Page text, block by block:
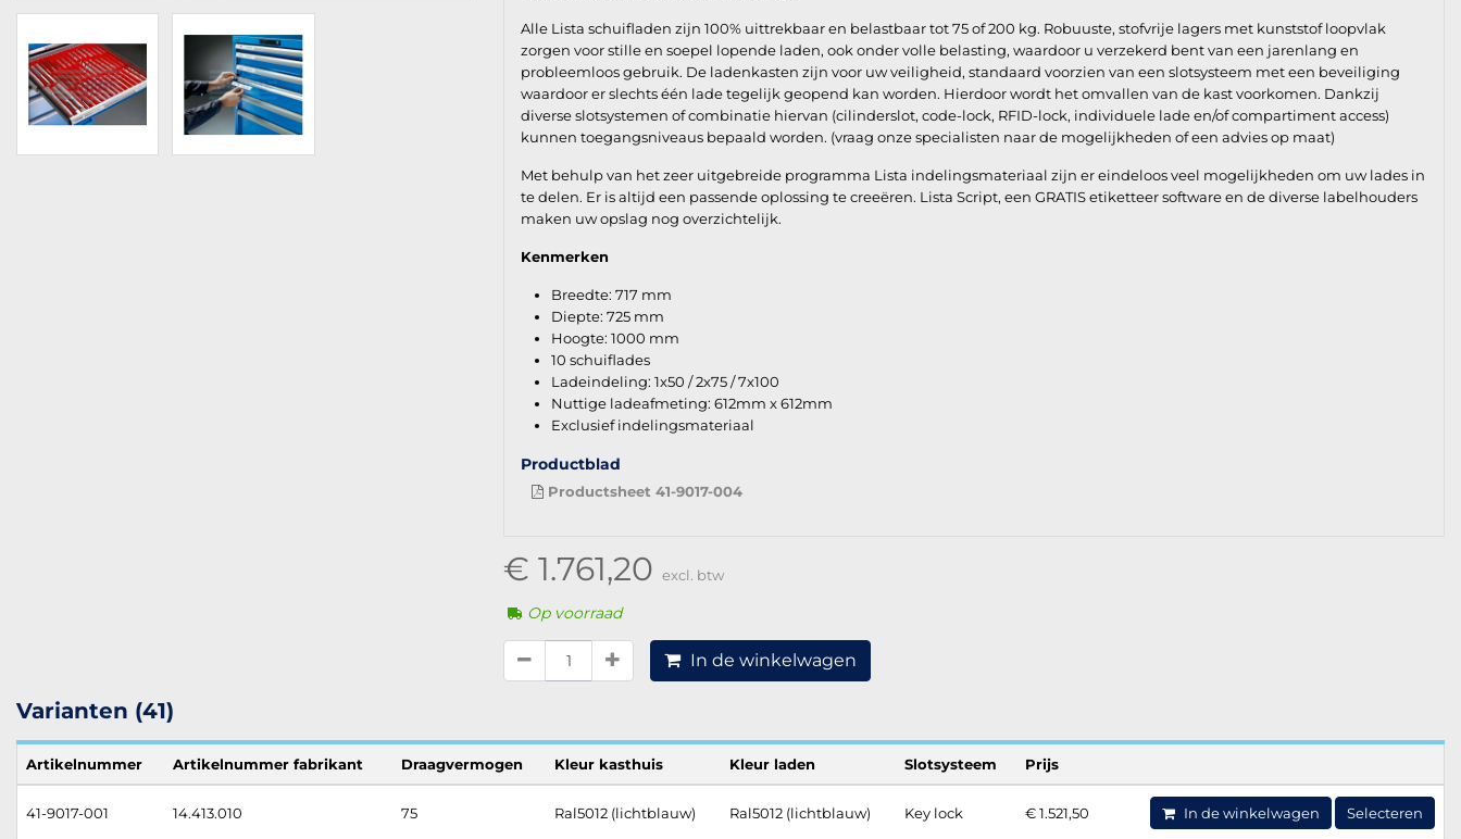
Alle Lista schuifladen zijn 100% uittrekbaar en belastbaar tot 75 of 200 kg. Robuuste, stofvrije lagers met kunststof loopvlak
zorgen voor stille en soepel lopende laden, ook onder volle belasting, waardoor u verzekerd bent van een jarenlang en
probleemloos gebruik. De ladenkasten zijn voor uw veiligheid, standaard voorzien van een slotsysteem met een beveiliging
waardoor er slechts één lade tegelijk geopend kan worden. Hierdoor wordt het omvallen van de kast voorkomen. Dankzij
diverse slotsystemen of combinatie hiervan (cilinderslot, code-lock, RFID-lock, individuele lade en/of compartiment access)
kunnen toegangsniveaus bepaald worden. (vraag onze specialisten naar de mogelijkheden of een advies op maat)
Met behulp van het zeer uitgebreide programma Lista indelingsmateriaal zijn er eindeloos veel mogelijkheden om uw lades in
te delen. Er is altijd een passende oplossing te creeëren. Lista Script, een GRATIS etiketteer software en de diverse labelhouders
maken uw opslag nog overzichtelijk.
Kenmerken
Breedte: 717 mm
Diepte: 725 mm
Hoogte: 1000 mm
10 schuiflades
Ladeindeling: 1x50 / 2x75 / 7x100
Nuttige ladeafmeting: 612mm x 612mm
Exclusief indelingsmateriaal
Productblad
Productsheet 41-9017-004
€ 1.761,20 excl. btw
Op voorraad
In de winkelwagen
Varianten (41)
Artikelnummer Artikelnummer fabrikant Draagvermogen Kleur kasthuis Kleur laden Slotsysteem Prijs
41-9017-001 14.413.010 75 Ral5012 (lichtblauw) Ral5012 (lichtblauw) Key lock € 1.521,50 In de winkelwagen Selecteren